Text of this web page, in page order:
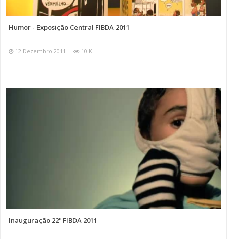
Humor - Exposição Central FIBDA 2011
12 Dezembro 2011 10 K
Inauguração 22º FIBDA 2011